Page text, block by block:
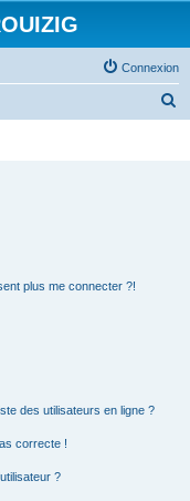
Connexion
plus me connecter ?!
des utilisateurs en ligne ?
correcte !
?